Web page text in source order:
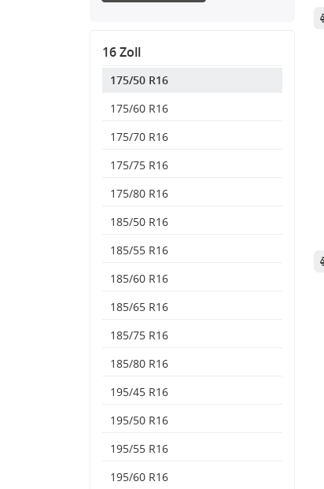
16 Zoll
175/50 R16
175/60 R16
175/70 R16
175/75 R16
175/80 R16
185/50 R16
185/55 R16
185/60 R16
185/65 R16
185/75 R16
185/80 R16
195/45 R16
195/50 R16
195/55 R16
195/60 R16